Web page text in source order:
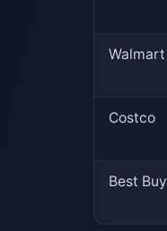
Walmart
Costco
Best Buy